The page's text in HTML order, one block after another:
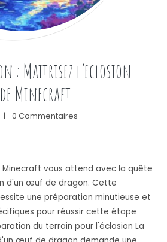
: Maitrisez l’eclosion
Minecraft
| 0 Commentaires
Minecraft vous attend avec la quête
d'un œuf de dragon. Cette
une préparation minutieuse et
pour réussir cette étape
du terrain pour l'éclosion La